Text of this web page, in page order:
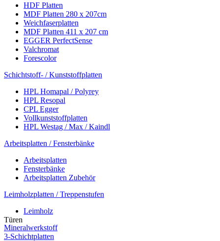
HDF Platten
MDF Platten 280 x 207cm
Weichfaserplatten
MDF Platten 411 x 207 cm
EGGER PerfectSense
Valchromat
Forescolor
Schichtstoff- / Kunststoffplatten
HPL Homapal / Polyrey
HPL Resopal
CPL Egger
Vollkunststoffplatten
HPL Westag / Max / Kaindl
Arbeitsplatten / Fensterbänke
Arbeitsplatten
Fensterbänke
Arbeitsplatten Zubehör
Leimholzplatten / Treppenstufen
Leimholz
Mineralwerkstoff
3-Schichtplatten
Türen